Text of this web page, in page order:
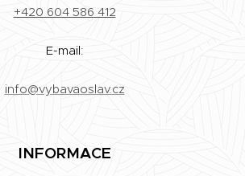
+420 604 586 412
E-mail:
info@vybavaoslav.cz
INFORMACE